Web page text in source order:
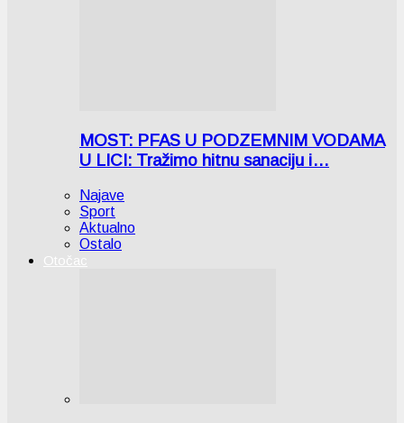
MOST: PFAS U PODZEMNIM VODAMA
U LICI: Tražimo hitnu sanaciju i…
Najave
Sport
Aktualno
Ostalo
Otočac